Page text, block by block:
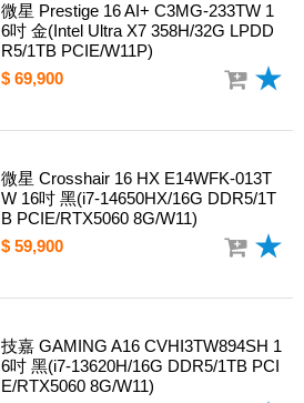
微星 Prestige 16 AI+ C3MG-233TW 1
6吋 金(Intel Ultra X7 358H/32G LPDD
R5/1TB PCIE/W11P)
$ 69,900
微星 Crosshair 16 HX E14WFK-013T
W 16吋 黑(i7-14650HX/16G DDR5/1T
B PCIE/RTX5060 8G/W11)
$ 59,900
技嘉 GAMING A16 CVHI3TW894SH 1
6吋 黑(i7-13620H/16G DDR5/1TB PCI
E/RTX5060 8G/W11)